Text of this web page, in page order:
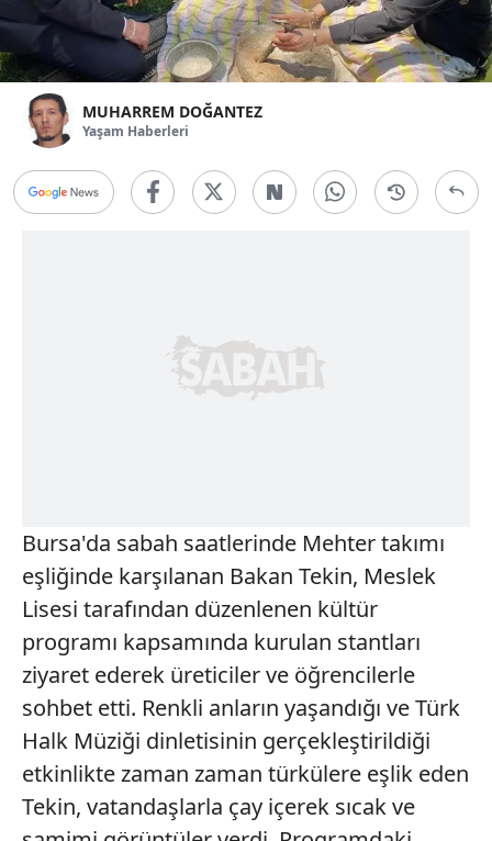
MUHARREM DOĞANTEZ
Yaşam Haberleri
Bursa'da sabah saatlerinde Mehter takımı
eşliğinde karşılanan Bakan Tekin, Meslek
Lisesi tarafından düzenlenen kültür
programı kapsamında kurulan stantları
ziyaret ederek üreticiler ve öğrencilerle
sohbet etti. Renkli anların yaşandığı ve Türk
Halk Müziği dinletisinin gerçekleştirildiği
etkinlikte zaman zaman türkülere eşlik eden
Tekin, vatandaşlarla çay içerek sıcak ve